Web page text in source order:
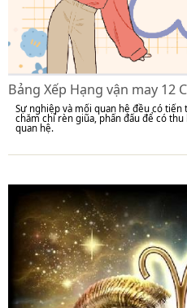
Bảng Xếp Hạng vận may 12
Sự nghiệp và mối quan hệ đều có
chăm chỉ rèn giũa, phấn đấu để có
quan hệ.